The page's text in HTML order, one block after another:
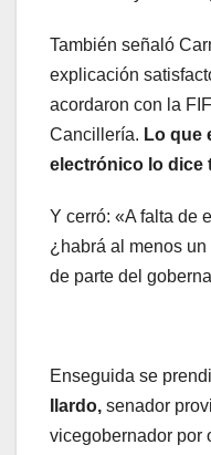
También señaló
explicación
acordaron con la
Cancillería. Lo que
electrónico lo dice
Y cerró: «A falta de
¿habrá al menos
de parte del
Enseguida se
Ilardo, senador
vicegobernador por